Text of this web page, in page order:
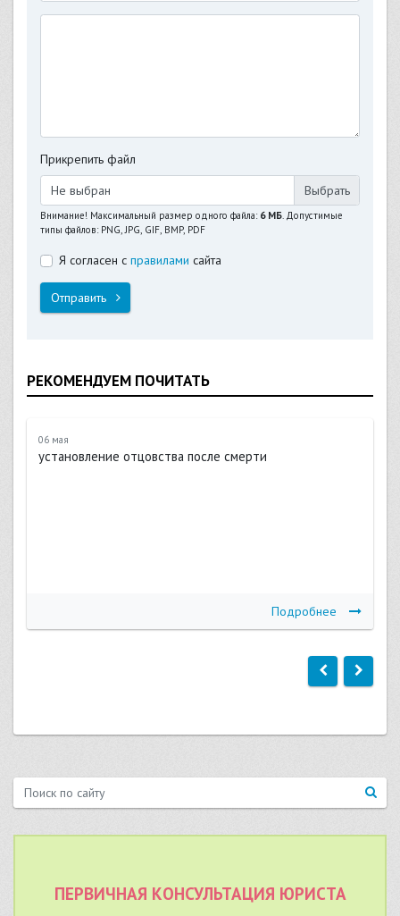
Прикрепить файл
Не выбран
Внимание! Максимальный размер одного файла: 6 МБ. Допустимые
типы файлов: PNG, JPG, GIF, BMP, PDF
Я согласен с правилами сайта
Отправить
РЕКОМЕНДУЕМ ПОЧИТАТЬ
06 мая
установление отцовства после смерти
Подробнее
ПЕРВИЧНАЯ КОНСУЛЬТАЦИЯ ЮРИСТА